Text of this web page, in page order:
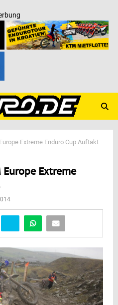
Extreme Enduro Cup Auftakt
Extreme